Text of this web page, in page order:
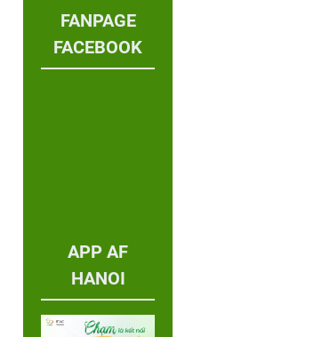
FANPAGE
FACEBOOK
APP AF
HANOI